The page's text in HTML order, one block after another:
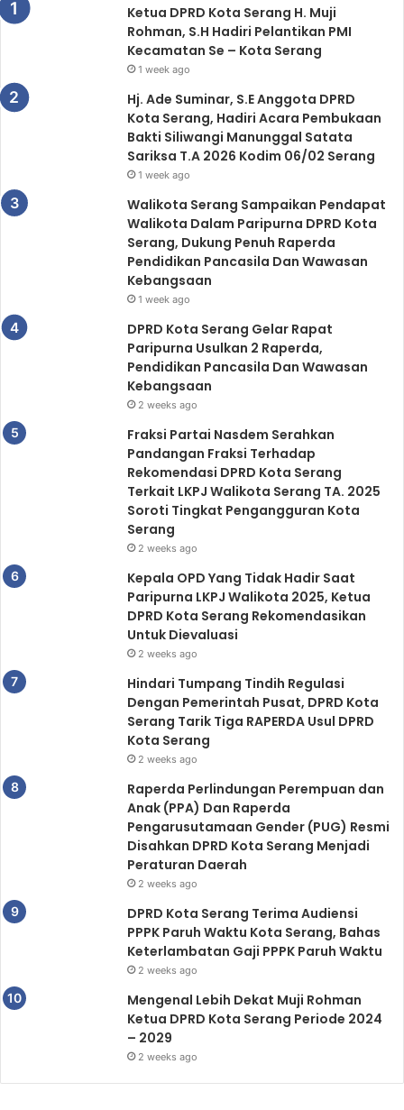
Ketua DPRD Kota Serang H. Muji
Rohman, S.H Hadiri Pelantikan PMI
Kecamatan Se – Kota Serang
1 week ago
Hj. Ade Suminar, S.E Anggota DPRD
Kota Serang, Hadiri Acara Pembukaan
Bakti Siliwangi Manunggal Satata
Sariksa T.A 2026 Kodim 06/02 Serang
1 week ago
Walikota Serang Sampaikan Pendapat
Walikota Dalam Paripurna DPRD Kota
Serang, Dukung Penuh Raperda
Pendidikan Pancasila Dan Wawasan
Kebangsaan
1 week ago
DPRD Kota Serang Gelar Rapat
Paripurna Usulkan 2 Raperda,
Pendidikan Pancasila Dan Wawasan
Kebangsaan
2 weeks ago
Fraksi Partai Nasdem Serahkan
Pandangan Fraksi Terhadap
Rekomendasi DPRD Kota Serang
Terkait LKPJ Walikota Serang TA. 2025
Soroti Tingkat Pengangguran Kota
Serang
2 weeks ago
Kepala OPD Yang Tidak Hadir Saat
Paripurna LKPJ Walikota 2025, Ketua
DPRD Kota Serang Rekomendasikan
Untuk Dievaluasi
2 weeks ago
Hindari Tumpang Tindih Regulasi
Dengan Pemerintah Pusat, DPRD Kota
Serang Tarik Tiga RAPERDA Usul DPRD
Kota Serang
2 weeks ago
Raperda Perlindungan Perempuan dan
Anak (PPA) Dan Raperda
Pengarusutamaan Gender (PUG) Resmi
Disahkan DPRD Kota Serang Menjadi
Peraturan Daerah
2 weeks ago
DPRD Kota Serang Terima Audiensi
PPPK Paruh Waktu Kota Serang, Bahas
Keterlambatan Gaji PPPK Paruh Waktu
2 weeks ago
Mengenal Lebih Dekat Muji Rohman
Ketua DPRD Kota Serang Periode 2024
– 2029
2 weeks ago